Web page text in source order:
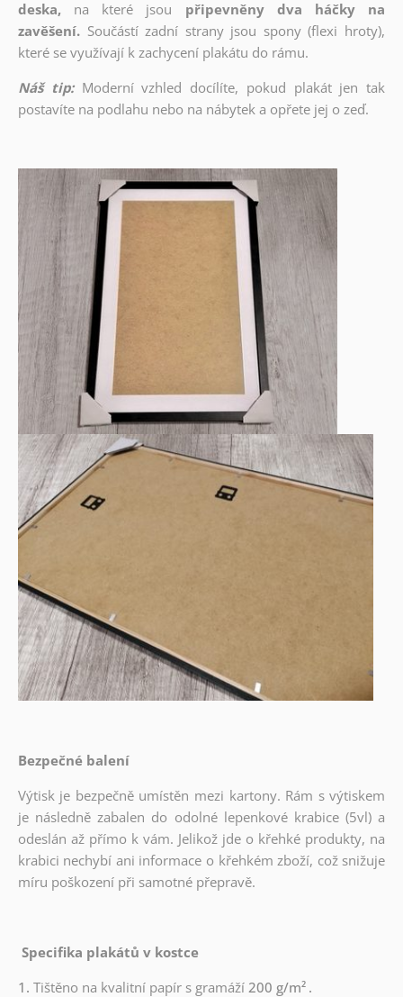
deska, na které jsou
připevněny dva háčky na
zavěšení. Součástí zadní strany jsou spony (flexi hroty),
které se využívají k zachycení plakátu do rámu.
Náš tip: Moderní vzhled docílíte, pokud plakát jen tak
postavíte na podlahu nebo na nábytek a opřete jej o zeď.
Bezpečné balení
Výtisk je bezpečně umístěn mezi kartony. Rám s výtiskem
je následně zabalen do odolné lepenkové krabice (5vl) a
odeslán až přímo k vám. Jelikož jde o křehké produkty, na
krabici nechybí ani informace o křehkém zboží, což snižuje
míru poškození při samotné přepravě.
Specifika plakátů v kostce
1. Tištěno na kvalitní papír s gramáží200 g/m² .